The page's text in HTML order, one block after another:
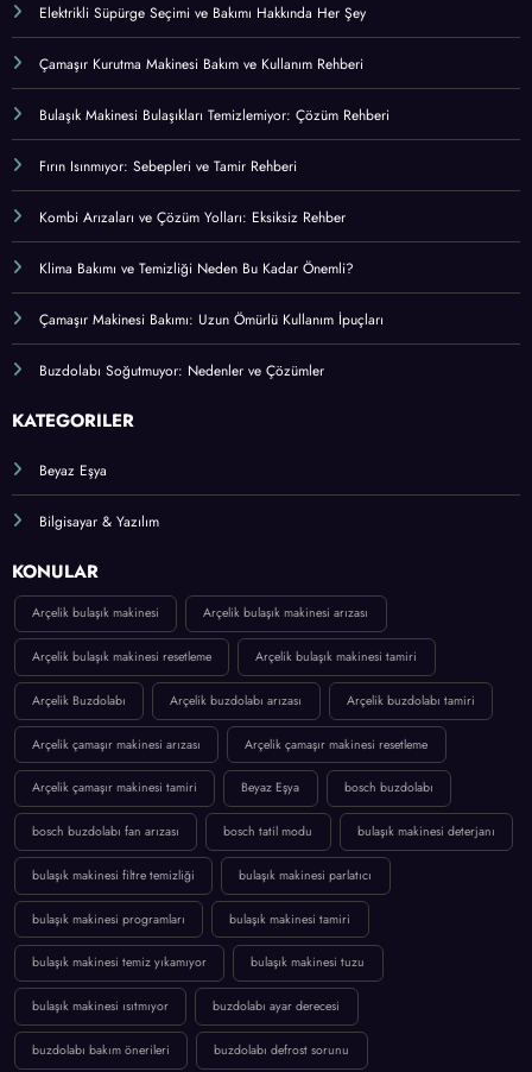
Elektrikli Süpürge Seçimi ve Bakımı Hakkında Her Şey
Çamaşır Kurutma Makinesi Bakım ve Kullanım Rehberi
Bulaşık Makinesi Bulaşıkları Temizlemiyor: Çözüm Rehberi
Fırın Isınmıyor: Sebepleri ve Tamir Rehberi
Kombi Arızaları ve Çözüm Yolları: Eksiksiz Rehber
Klima Bakımı ve Temizliği Neden Bu Kadar Önemli?
Çamaşır Makinesi Bakımı: Uzun Ömürlü Kullanım İpuçları
Buzdolabı Soğutmuyor: Nedenler ve Çözümler
KATEGORİLER
Beyaz Eşya
Bilgisayar & Yazılım
KONULAR
Arçelik bulaşık makinesi Arçelik bulaşık makinesi arızası
Arçelik bulaşık makinesi resetleme Arçelik bulaşık makinesi tamiri
Arçelik Buzdolabı Arçelik buzdolabı arızası Arçelik buzdolabı tamiri
Arçelik çamaşır makinesi arızası Arçelik çamaşır makinesi resetleme
Arçelik çamaşır makinesi tamiri Beyaz Eşya bosch buzdolabı
bosch buzdolabı fan arızası bosch tatil modu bulaşık makinesi deterjanı
bulaşık makinesi filtre temizliği bulaşık makinesi parlatıcı
bulaşık makinesi programları bulaşık makinesi tamiri
bulaşık makinesi temiz yıkamıyor bulaşık makinesi tuzu
bulaşık makinesi ısıtmıyor buzdolabı ayar derecesi
buzdolabı bakım önerileri buzdolabı defrost sorunu